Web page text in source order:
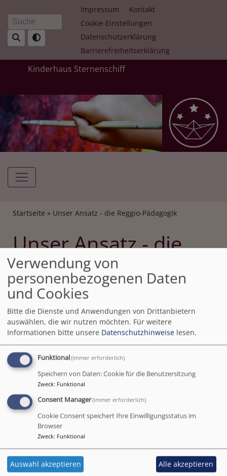
zum
Inhalt
Suche
Fußbereichsmenü
Impressum
Kontakt
Cookie-Einstellungen
Datenschutzerklärung
Barrierefreiheitserklärung
Kinderhaus Sternenschiff
Hauptnavigation
Breadcrumb
Startseite Unser Ansatz - die Reggio-Pädagogik
Unser Ansatz - die
Reggio-Pädagogik
Der Reggio-Ansatz ist unser Bildungskonzept zur
Umsetzung des "Bayerischen Erziehungsplanes".
Hier finden Sie einen kurzen Überblick über die
Reggio-Pädagogik.
Verwendung von
personenbezogenen Daten
und Cookies
Bitte die Dienste und Anwendungen von Drittanbietern
auswählen, die wir nutzen möchten. Für weitere
Informationen bitte unsere Datenschutzhinweise lesen.
Funktional(immer erforderlich)
Speichern von Daten: Cookie für die Benutzersitzung
Zweck: Funktional
Consent Manager(immer erforderlich)
Cookie Consent speichert Ihre Einwilligungsstatus im
Browser
Zweck: Funktional
Auswahl akzeptieren Alle akzeptieren